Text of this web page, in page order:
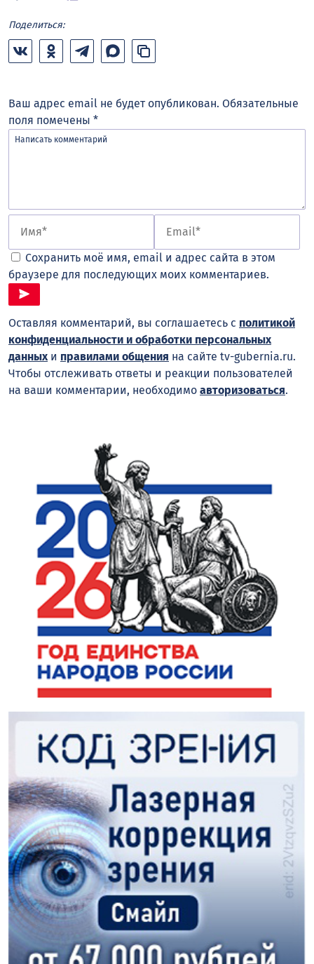
Поделиться:
Ваш адрес email не будет опубликован. Обязательные
поля помечены *
Сохранить моё имя, email и адрес сайта в этом
браузере для последующих моих комментариев.
Оставляя комментарий, вы соглашаетесь с политикой
конфиденциальности и обработки персональных
данных и правилами общения на сайте tv-gubernia.ru.
Чтобы отслеживать ответы и реакции пользователей
на ваши комментарии, необходимо авторизоваться.